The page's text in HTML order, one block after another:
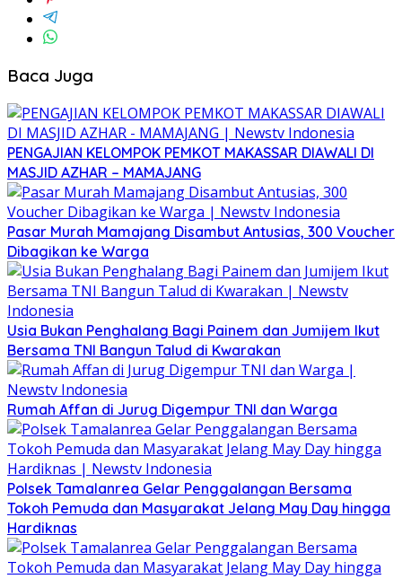
Baca Juga
PENGAJIAN KELOMPOK PEMKOT MAKASSAR DIAWALI DI
MASJID AZHAR – MAMAJANG
Pasar Murah Mamajang Disambut Antusias, 300 Voucher
Dibagikan ke Warga
Usia Bukan Penghalang Bagi Painem dan Jumijem Ikut
Bersama TNI Bangun Talud di Kwarakan
Rumah Affan di Jurug Digempur TNI dan Warga
Polsek Tamalanrea Gelar Penggalangan Bersama
Tokoh Pemuda dan Masyarakat Jelang May Day hingga
Hardiknas